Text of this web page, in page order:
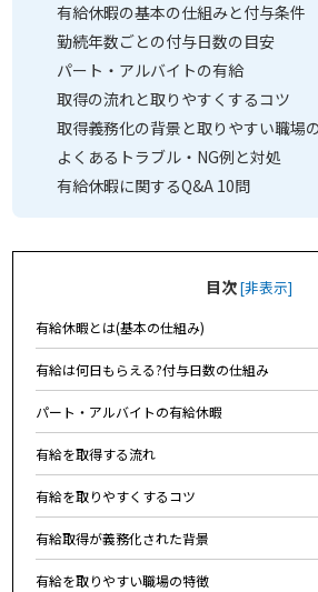
有給休暇の基本の仕組みと付与条件
勤続年数ごとの付与日数の目安
パート・アルバイトの有給
取得の流れと取りやすくするコツ
取得義務化の背景と取りやすい職場
よくあるトラブル・NG例と対処
有給休暇に関するQ&A 10問
目次[非表示]
有給休暇とは(基本の仕組み)
有給は何日もらえる?付与日数の仕組み
パート・アルバイトの有給休暇
有給を取得する流れ
有給を取りやすくするコツ
有給取得が義務化された背景
有給を取りやすい職場の特徴